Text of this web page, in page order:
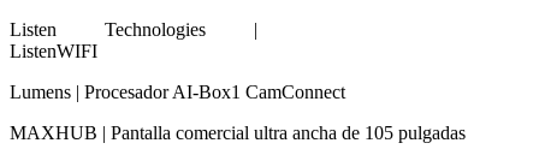
Listen Technologies |
ListenWIFI
Lumens | Procesador AI-Box1 CamConnect
MAXHUB | Pantalla comercial ultra ancha de 105 pulgadas